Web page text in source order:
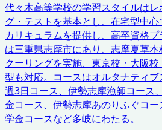
代々木高等学校の学習スタイルは
グ・テストを基本とし、在宅型中
カリキュラムを提供し、高卒資格
は三重県志摩市にあり、志摩夏草
クーリングを実施、東京校・大阪
型も対応。コースはオルタナティブ
週3日コース、伊勢志摩漁師コース
金コース、伊勢志摩あのりふぐコ
学金コースなど多岐にわたる。